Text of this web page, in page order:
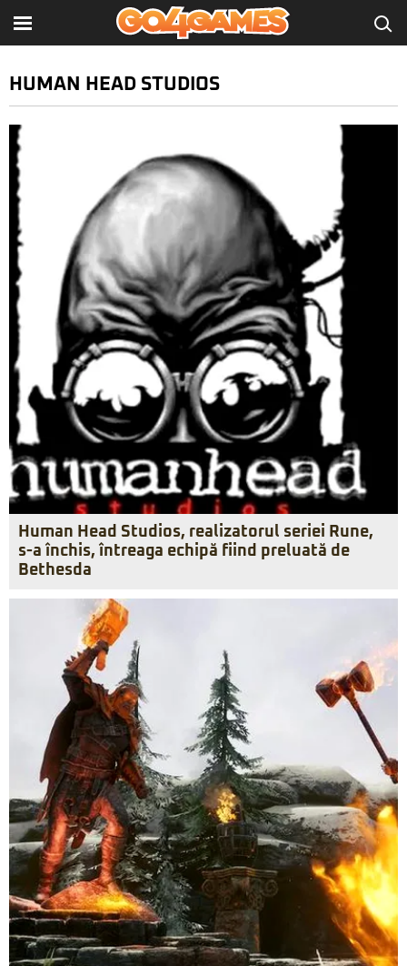
HUMAN HEAD STUDIOS
Human Head Studios, realizatorul seriei Rune,
s-a închis, întreaga echipă fiind preluată de
Bethesda